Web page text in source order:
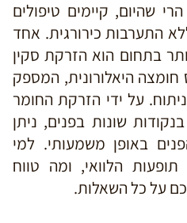
שהיום, קיימים טיפולים
התערבות כירורגית. אחד
בתחום הוא הזרקת סקין
היאלורונית, המספק
על ידי הזרקת החומר
שונות בפנים, ניתן
באופן משמעותי. למי
הלוואי, ומה טווח
על כל השאלות.